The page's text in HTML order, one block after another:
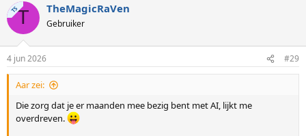
TST TheMagicRaVen
Gebruiker
4 jun 2026 #29
Aar zei:
Die zorg dat je er maanden mee bezig bent met AI, lijkt me
overdreven.